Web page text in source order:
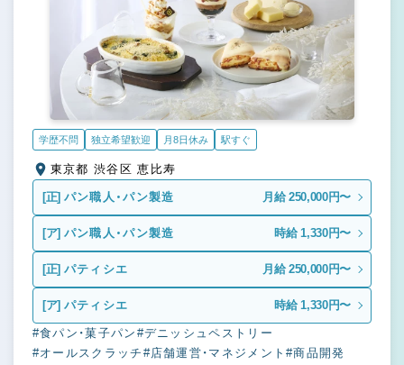
学歴不問 独立希望歓迎 月8日休み 駅すぐ
東京都 渋谷区 恵比寿
[正] パン職人・パン製造 月給 250,000円〜
[ア] パン職人・パン製造 時給 1,330円〜
[正] パティシエ 月給 250,000円〜
[ア] パティシエ 時給 1,330円〜
#食パン・菓子パン #デニッシュペストリー
#オールスクラッチ #店舗運営・マネジメント#商品開発